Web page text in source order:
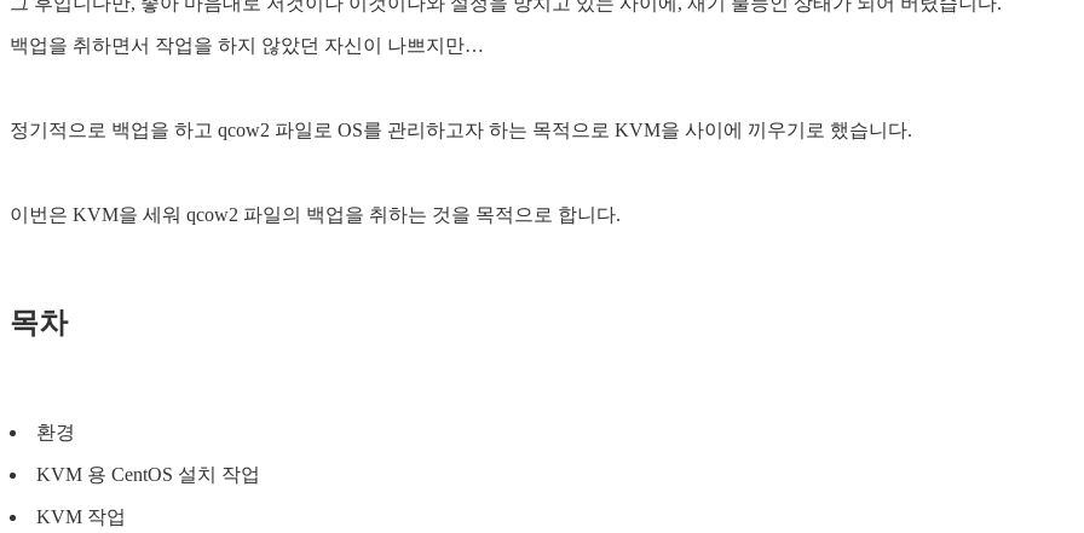
백업을 취하면서 작업을 하지 않았던 자신이 나쁘지만…
정기적으로 백업을 하고 qcow2 파일로 OS를 관리하고자 하는 목적으로 KVM을 사이에 끼우기로 했습니다.
이번은 KVM을 세워 qcow2 파일의 백업을 취하는 것을 목적으로 합니다.
목차
환경
KVM 용 CentOS 설치 작업
KVM 작업